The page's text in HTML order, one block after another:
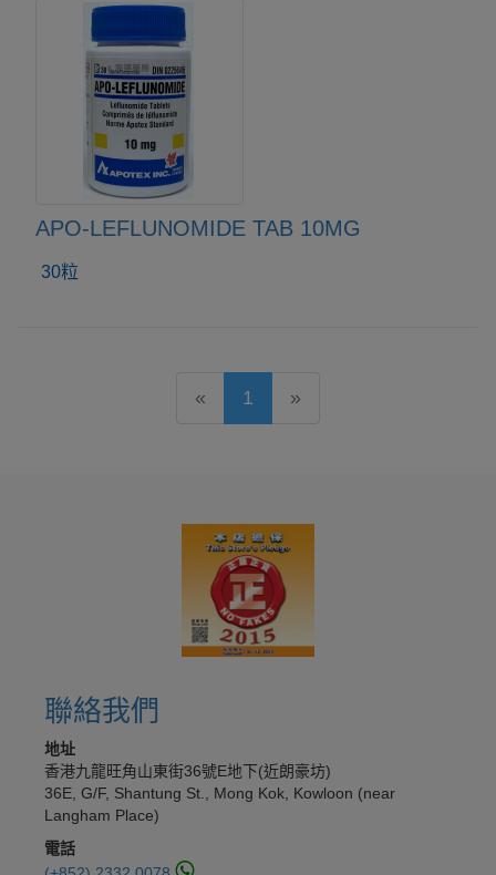
APO-LEFLUNOMIDE TAB 10MG
30粒
« 1 »
聯絡我們
地址
香港九龍旺角山東街36號E地下(近朗豪坊)
36E, G/F, Shantung St., Mong Kok, Kowloon (near
Langham Place)
電話